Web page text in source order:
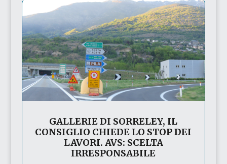
GALLERIE DI SORRELEY, IL
CONSIGLIO CHIEDE LO STOP DEI
LAVORI. AVS: SCELTA
IRRESPONSABILE